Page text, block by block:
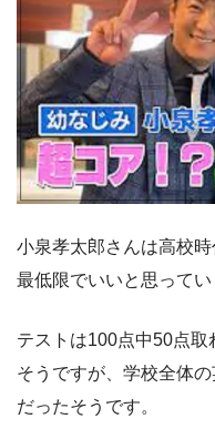
小泉孝太郎さんは高校
最低限でいいと思ってい
テストは100点中50点
そうですが、学校全体
だったそうです。